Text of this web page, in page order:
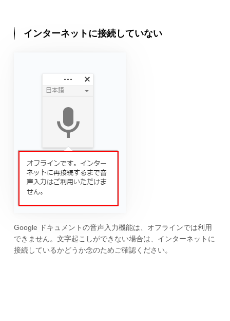
インターネットに接続していない
Google ドキュメントの音声入力機能は、オフラインでは利用
できません。文字起こしができない場合は、インターネットに
接続しているかどうか念のためご確認ください。